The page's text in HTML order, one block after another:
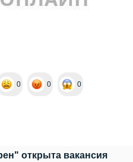
0 0 0
открыта вакансия